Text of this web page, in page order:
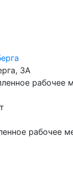
3А
рабочее
рабочее